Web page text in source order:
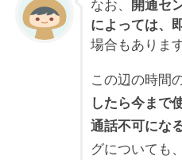
なお、
開通セ
によっては、
場合もあります
この辺の時間
したら今まで
通話不可にな
グについても